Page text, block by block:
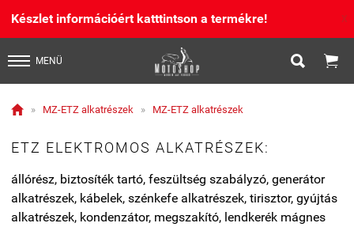
Készlet információért katttintson a termékre! X
MENÜ  
 » MZ-ETZ alkatrészek » MZ-ETZ alkatrészek
ETZ ELEKTROMOS ALKATRÉSZEK:
állórész, biztosíték tartó, feszültség szabályzó, generátor
alkatrészek, kábelek, szénkefe alkatrészek, tirisztor, gyújtás
alkatrészek, kondenzátor, megszakító, lendkerék mágnes